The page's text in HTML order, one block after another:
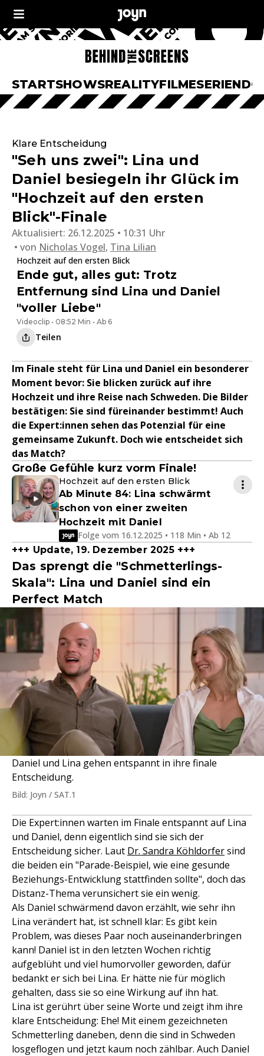
STARTSHOWSREALITYFILMESERIEN
Klare Entscheidung
"Seh uns zwei": Lina und
Daniel besiegeln ihr Glück im
"Hochzeit auf den ersten
Blick"-Finale
Aktualisiert: 26.12.2025 • 10:31 Uhr
von Nicholas Vogel, Tina Lilian
Hochzeit auf den ersten Blick
Ende gut, alles gut: Trotz
Entfernung sind Lina und Daniel
"voller Liebe"
Videoclip • 08:52 Min • Ab 6
Teilen
Im Finale steht für Lina und Daniel ein besonderer
Moment bevor: Sie blicken zurück auf ihre
Hochzeit und ihre Reise nach Schweden. Die Bilder
bestätigen: Sie sind füreinander bestimmt! Auch
die Expert:innen sehen das Potenzial für eine
gemeinsame Zukunft. Doch wie entscheidet sich
das Match?
Große Gefühle kurz vorm Finale!
Hochzeit auf den ersten Blick
Ab Minute 84: Lina schwärmt
schon von einer zweiten
Hochzeit mit Daniel
Folge vom 16.12.2025 • 118 Min • Ab 12
+++ Update, 19. Dezember 2025 +++
Das sprengt die "Schmetterlings-
Skala": Lina und Daniel sind ein
Perfect Match
Daniel und Lina gehen entspannt in ihre finale
Entscheidung.
Bild: Joyn / SAT.1
Die Expert:innen warten im Finale entspannt auf Lina
und Daniel, denn eigentlich sind sie sich der
Entscheidung sicher. Laut Dr. Sandra Köhldorfersind
die beiden ein "Parade-Beispiel, wie eine gesunde
Beziehungs-Entwicklung stattfinden sollte", doch das
Distanz-Thema verunsichert sie ein wenig.
Als Daniel schwärmend davon erzählt, wie sehr ihn
Lina verändert hat, ist schnell klar: Es gibt kein
Problem, was dieses Paar noch auseinanderbringen
kann! Daniel ist in den letzten Wochen richtig
aufgeblüht und viel humorvoller geworden, dafür
bedankt er sich bei Lina. Er hätte nie für möglich
gehalten, dass sie so eine Wirkung auf ihn hat.
Lina ist gerührt über seine Worte und zeigt ihm ihre
klare Entscheidung: Ehe! Mit einem gezeichneten
Schmetterling daneben, denn die sind in Schweden
losgeflogen und jetzt kaum noch zählbar. Auch Daniel